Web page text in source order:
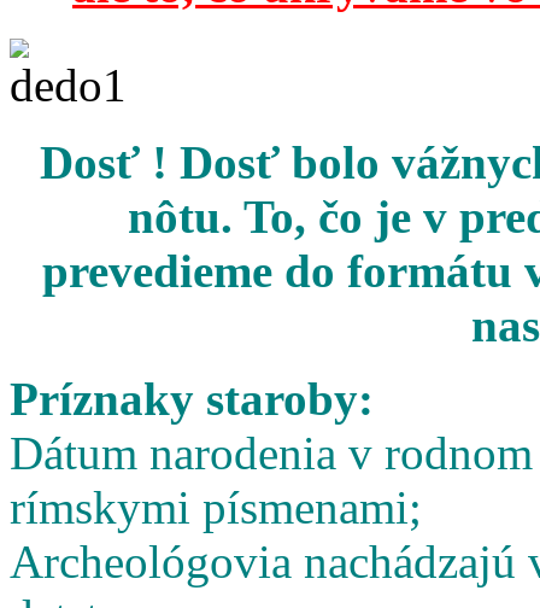
Dosť ! Dosť bolo
nôtu. To, čo je v
prevedieme do formátu
Príznaky staroby:
Dátum narodenia v
rímskymi písmenami;
Archeológovia nachádzajú